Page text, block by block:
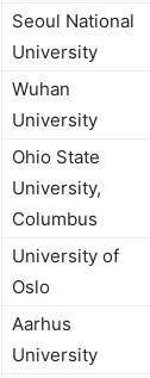
Seoul National
University
Wuhan
University
Ohio State
University,
Columbus
University of
Oslo
Aarhus
University